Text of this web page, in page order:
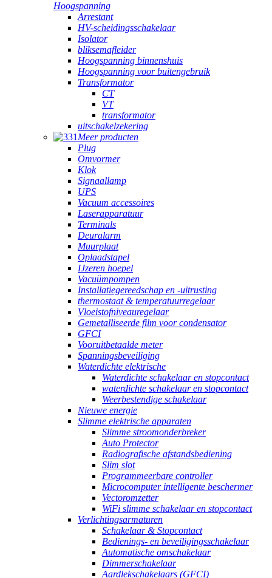
Hoogspanning
Arrestant
HV-scheidingsschakelaar
Isolator
bliksemafleider
Hoogspanning binnenshuis
Hoogspanning voor buitengebruik
Transformator
CT
VT
transformator
uitschakelzekering
Meer producten
Plug
Omvormer
Klok
Signaallamp
UPS
Vacuum accessoires
Laserapparatuur
Terminals
Deuralarm
Muurplaat
Oplaadstapel
IJzeren hoepel
Vacuümpompen
Installatiegereedschap en -uitrusting
thermostaat & temperatuurregelaar
Vloeistofniveauregelaar
Gemetalliseerde film voor condensator
GFCI
Vooruitbetaalde meter
Spanningsbeveiliging
Waterdichte elektrische
Waterdichte schakelaar en stopcontact
waterdichte schakelaar en stopcontact
Weerbestendige schakelaar
Nieuwe energie
Slimme elektrische apparaten
Slimme stroomonderbreker
Auto Protector
Radiografische afstandsbediening
Slim slot
Programmeerbare controller
Microcomputer intelligente beschermer
Vectoromzetter
WiFi slimme schakelaar en stopcontact
Verlichtingsarmaturen
Schakelaar & Stopcontact
Bedienings- en beveiligingsschakelaar
Automatische omschakelaar
Dimmerschakelaar
Aardlekschakelaars (GFCI)